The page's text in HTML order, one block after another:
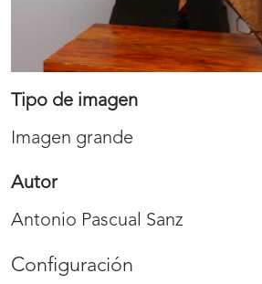
Tipo de imagen
Imagen grande
Autor
Antonio Pascual Sanz
Configuración